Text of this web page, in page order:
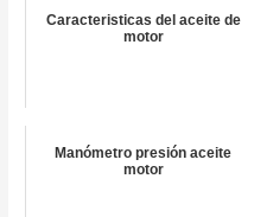
Caracteristicas del aceite de
motor
Manómetro presión aceite
motor